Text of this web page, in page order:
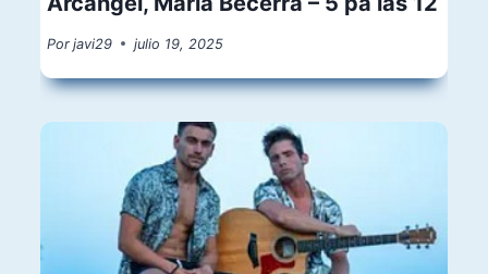
Por javi29 julio 19, 2025